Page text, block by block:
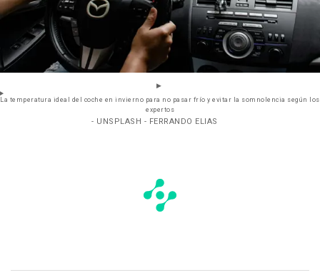
La temperatura ideal del coche en invierno para no pasar frío y evitar la somnolencia según los
expertos
- UNSPLASH - FERRANDO ELIAS